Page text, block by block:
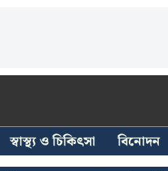
স্বাস্থ্য ও চিকিৎসা বিনোদন